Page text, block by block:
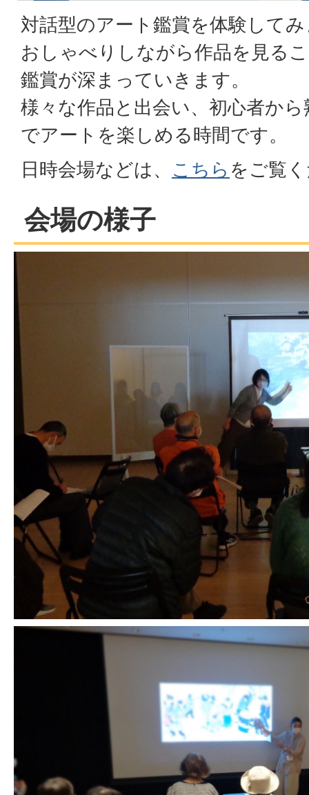
対話型のアート鑑賞を体験して
おしゃべりしながら作品を見る
鑑賞が深まっていきます。
様々な作品と出会い、初心者か
でアートを楽しめる時間です。
日時会場などは、 こちら をご覧
会場の様子